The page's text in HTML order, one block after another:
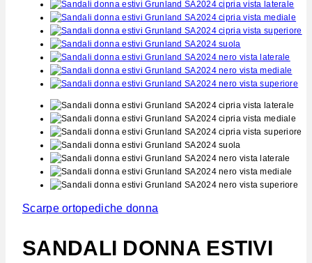
Scarpe ortopediche donna
SANDALI DONNA ESTIVI